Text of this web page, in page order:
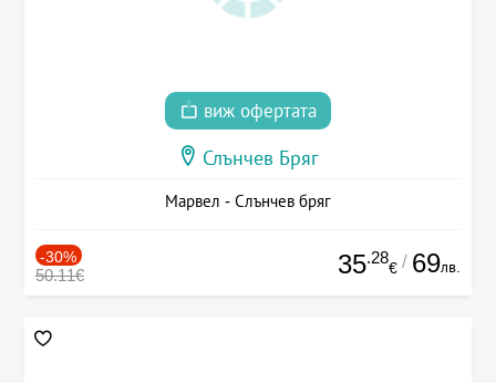
виж офертата
Слънчев Бряг
Марвел - Слънчев бряг
-30%
50.11€ 35.28
€ / 69лв.